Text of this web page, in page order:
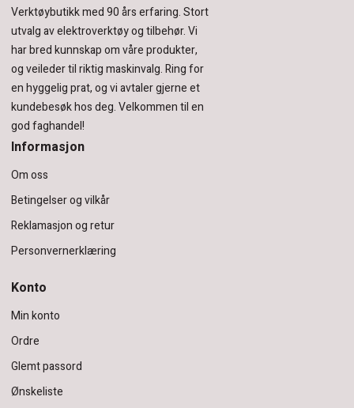
Verktøybutikk med 90 års erfaring.Stort
utvalg av elektroverktøy og tilbehør.Vi
har bred kunnskap om våre produkter,
og veileder til riktig maskinvalg. Ring for
en hyggelig prat, og vi avtaler gjerne et
kundebesøk hos deg.Velkommen til en
god faghandel!
Informasjon
Om oss
Betingelser og vilkår
Reklamasjon og retur
Personvernerklæring
Konto
Min konto
Ordre
Glemt passord
Ønskeliste